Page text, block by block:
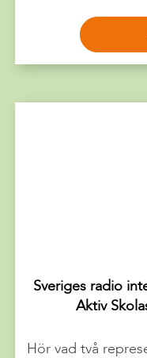
Sveriges radio
Aktiv
Hör vad två